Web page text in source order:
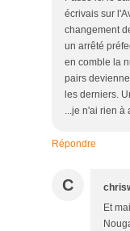
écrivais sur
changement
un arrêté
en comble la
pairs
les derniers.
...je n'ai rien à
Répondre
C
Et